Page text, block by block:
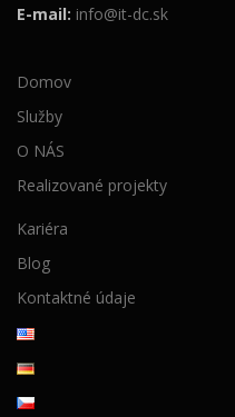
E-mail: info@it-dc.sk
Domov
Služby
O NÁS
Realizované projekty
Kariéra
Blog
Kontaktné údaje